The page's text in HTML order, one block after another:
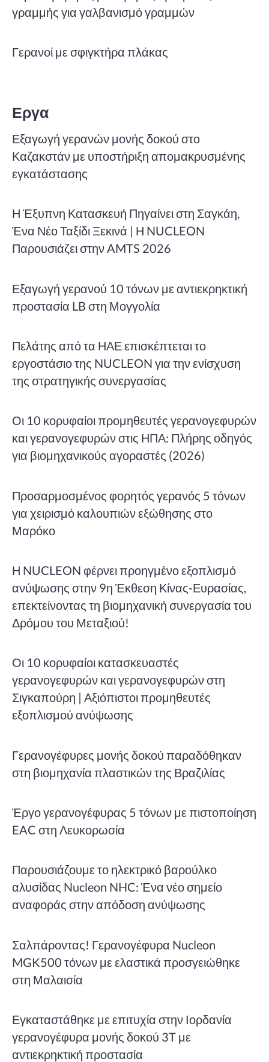
γραμμής για γαλβανισμό γραμμών
Γερανοί με σφιγκτήρα πλάκας
Εργα
Εξαγωγή γερανών μονής δοκού στο
Καζακστάν με υποστήριξη απομακρυσμένης
εγκατάστασης
Η Έξυπνη Κατασκευή Πηγαίνει στη Σαγκάη,
Ένα Νέο Ταξίδι Ξεκινά | Η NUCLEON
Παρουσιάζει στην AMTS 2026
Εξαγωγή γερανού 10 τόνων με αντιεκρηκτική
προστασία LB στη Μογγολία
Πελάτης από τα ΗΑΕ επισκέπτεται το
εργοστάσιο της NUCLEON για την ενίσχυση
της στρατηγικής συνεργασίας
Οι 10 κορυφαίοι προμηθευτές γερανογεφυρών
και γερανογεφυρών στις ΗΠΑ: Πλήρης οδηγός
για βιομηχανικούς αγοραστές (2026)
Προσαρμοσμένος φορητός γερανός 5 τόνων
για χειρισμό καλουπιών εξώθησης στο
Μαρόκο
Η NUCLEON φέρνει προηγμένο εξοπλισμό
ανύψωσης στην 9η Έκθεση Κίνας-Ευρασίας,
επεκτείνοντας τη βιομηχανική συνεργασία του
Δρόμου του Μεταξιού!
Οι 10 κορυφαίοι κατασκευαστές
γερανογεφυρών και γερανογεφυρών στη
Σιγκαπούρη | Αξιόπιστοι προμηθευτές
εξοπλισμού ανύψωσης
Γερανογέφυρες μονής δοκού παραδόθηκαν
στη βιομηχανία πλαστικών της Βραζιλίας
Έργο γερανογέφυρας 5 τόνων με πιστοποίηση
EAC στη Λευκορωσία
Παρουσιάζουμε το ηλεκτρικό βαρούλκο
αλυσίδας Nucleon NHC: Ένα νέο σημείο
αναφοράς στην απόδοση ανύψωσης
Σαλπάροντας! Γερανογέφυρα Nucleon
MGK500 τόνων με ελαστικά προσγειώθηκε
στη Μαλαισία
Εγκαταστάθηκε με επιτυχία στην Ιορδανία
γερανογέφυρα μονής δοκού 3T με
αντιεκρηκτική προστασία